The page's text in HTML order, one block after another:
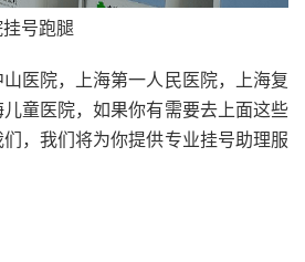
号跑腿
山医院，上海第一人民医院，上海复
童医院，如果你有需要去上面这些
，我们将为你提供专业挂号助理服